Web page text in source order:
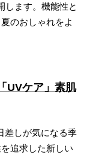
します。機能性と
のおしゃれをよ
UVケア」素肌
差しが気になる季
追求した新しい